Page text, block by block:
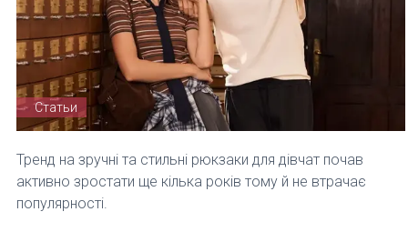
Статьи
Тренд на зручні та стильні рюкзаки для дівчат почав
активно зростати ще кілька років тому й не втрачає
популярності.